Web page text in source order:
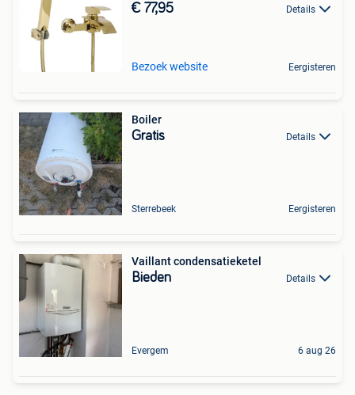
€ 77,95 Details
Bezoek website Eergisteren
Boiler
Gratis Details
Sterrebeek Eergisteren
Vaillant condensatieketel
Bieden Details
Evergem 6 aug 26